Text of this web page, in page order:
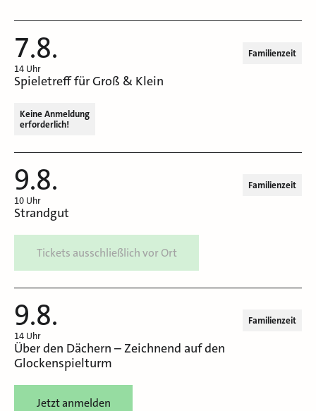
7.8.
14 Uhr
Familienzeit
Spieletreff für Groß & Klein
Keine Anmeldung
erforderlich!
9.8.
10 Uhr
Familienzeit
Strandgut
Tickets ausschließlich vor Ort
9.8.
14 Uhr
Familienzeit
Über den Dächern – Zeichnend auf den
Glockenspielturm
Jetzt anmelden